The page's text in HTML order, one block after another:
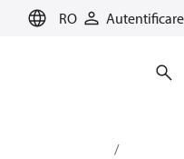
RO Autentificare